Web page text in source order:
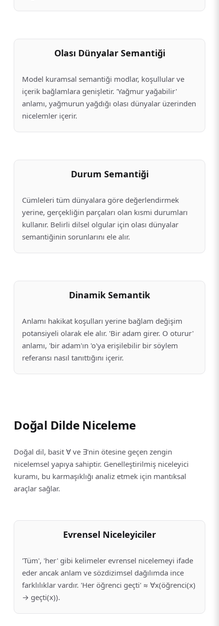
Olası Dünyalar Semantiği
Model kuramsal semantiği modlar, koşullular ve
içerik bağlamlara genişletir. 'Yağmur yağabilir'
anlamı, yağmurun yağdığı olası dünyalar üzerinden
nicelemler içerir.
Durum Semantiği
Cümleleri tüm dünyalara göre değerlendirmek
yerine, gerçekliğin parçaları olan kısmi durumları
kullanır. Belirli dilsel olgular için olası dünyalar
semantiğinin sorunlarını ele alır.
Dinamik Semantik
Anlamı hakikat koşulları yerine bağlam değişim
potansiyeli olarak ele alır. 'Bir adam girer. O oturur'
anlamı, 'bir adam'ın 'o'ya erişilebilir bir söylem
referansı nasıl tanıttığını içerir.
Doğal Dilde Niceleme
Doğal dil, basit ∀ ve ∃'nin ötesine geçen zengin
nicelemsel yapıya sahiptir. Genelleştirilmiş niceleyici
kuramı, bu karmaşıklığı analiz etmek için mantıksal
araçlar sağlar.
Evrensel Niceleyiciler
'Tüm', 'her' gibi kelimeler evrensel nicelemeyi ifade
eder ancak anlam ve sözdizimsel dağılımda ince
farklılıklar vardır. 'Her öğrenci geçti' ≈ ∀x(öğrenci(x)
→ geçti(x)).